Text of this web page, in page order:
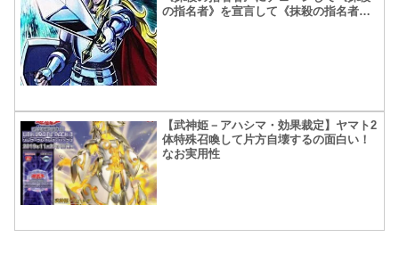
の指名者》を宣言して《抹殺の指名者》
【武神姫－アハシマ・効果裁定】ヤマト2
体特殊召喚して片方自壊するの面白い！
なお実用性